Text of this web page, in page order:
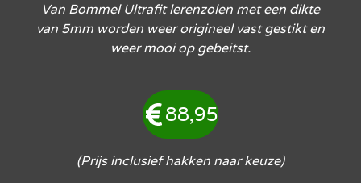
Van Bommel Ultrafit lerenzolen met een dikte
van 5mm worden weer origineel vast gestikt en
weer mooi op gebeitst.
88,95
(Prijs inclusief hakken naar keuze)